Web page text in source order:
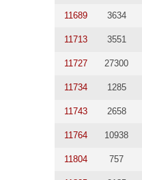
11689 3634
11713 3551
11727 27300
11734 1285
11743 2658
11764 10938
11804 757